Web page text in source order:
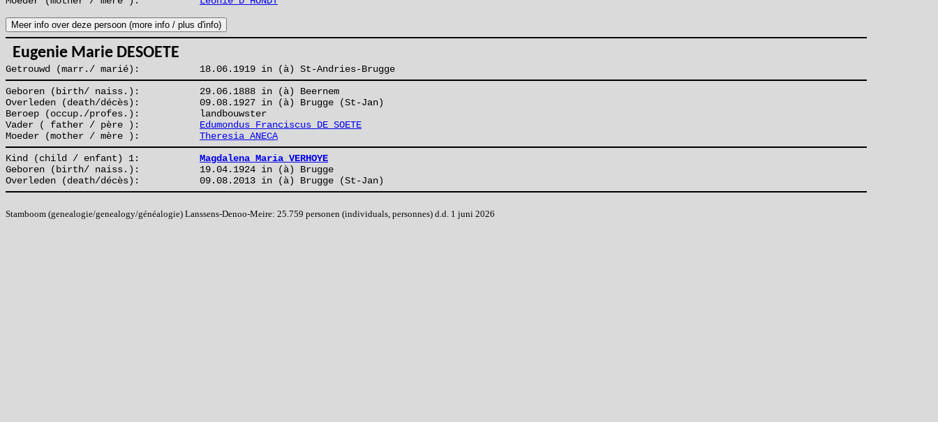
Eugenie Marie DESOETE
Getrouwd (marr./ marié):
18.06.1919 in (à) St-Andries-Brugge
Geboren (birth/ naiss.):
29.06.1888 in (à) Beernem
Overleden (death/décès):
09.08.1927 in (à) Brugge (St-Jan)
Beroep (occup./profes.):
landbouwster
Vader ( father / père ):
Edumondus Franciscus DE SOETE
Moeder (mother / mère ):
Theresia ANECA
Kind (child / enfant) 1:
Magdalena Maria VERHOYE
Geboren (birth/ naiss.):
19.04.1924 in (à) Brugge
Overleden (death/décès):
09.08.2013 in (à) Brugge (St-Jan)
Stamboom (genealogie/genealogy/généalogie) Lanssens-Denoo-Meire: 25.759 personen (individuals, personnes) d.d. 1 juni 2026